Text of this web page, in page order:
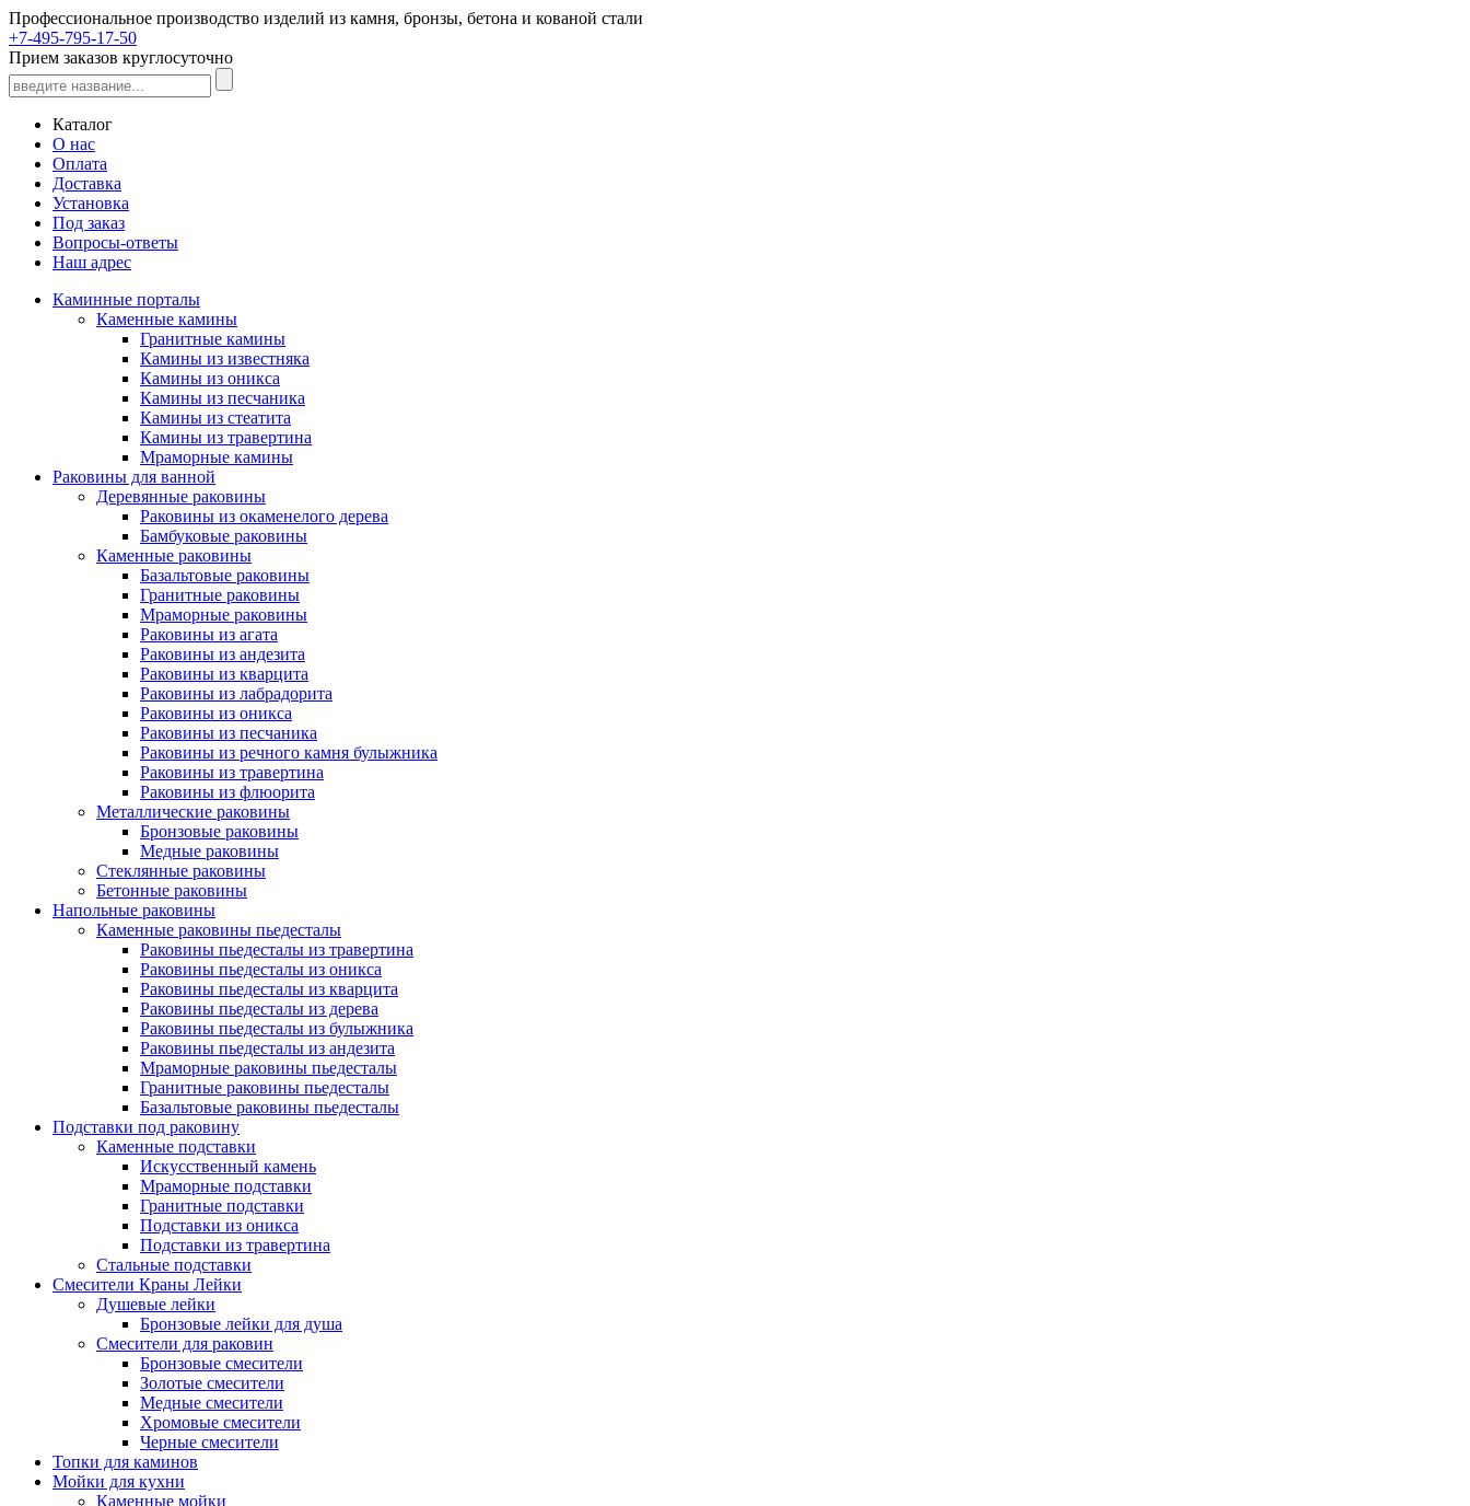
Профессиональное производство изделий из камня, бронзы, бетона и кованой стали
+7-495-795-17-50
Прием заказов круглосуточно
Каталог
О нас
Оплата
Доставка
Установка
Под заказ
Вопросы-ответы
Наш адрес
Каминные порталы
Каменные камины
Гранитные камины
Камины из известняка
Камины из оникса
Камины из песчаника
Камины из стеатита
Камины из травертина
Мраморные камины
Раковины для ванной
Деревянные раковины
Раковины из окаменелого дерева
Бамбуковые раковины
Каменные раковины
Базальтовые раковины
Гранитные раковины
Мраморные раковины
Раковины из агата
Раковины из андезита
Раковины из кварцита
Раковины из лабрадорита
Раковины из оникса
Раковины из песчаника
Раковины из речного камня булыжника
Раковины из травертина
Раковины из флюорита
Металлические раковины
Бронзовые раковины
Медные раковины
Стеклянные раковины
Бетонные раковины
Напольные раковины
Каменные раковины пьедесталы
Раковины пьедесталы из травертина
Раковины пьедесталы из оникса
Раковины пьедесталы из кварцита
Раковины пьедесталы из дерева
Раковины пьедесталы из булыжника
Раковины пьедесталы из андезита
Мраморные раковины пьедесталы
Гранитные раковины пьедесталы
Базальтовые раковины пьедесталы
Подставки под раковину
Каменные подставки
Искусственный камень
Мраморные подставки
Гранитные подставки
Подставки из оникса
Подставки из травертина
Стальные подставки
Смесители Краны Лейки
Душевые лейки
Бронзовые лейки для душа
Смесители для раковин
Бронзовые смесители
Золотые смесители
Медные смесители
Хромовые смесители
Черные смесители
Топки для каминов
Мойки для кухни
Каменные мойки